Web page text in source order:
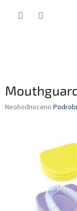
Průměrné
Neohodnoceno